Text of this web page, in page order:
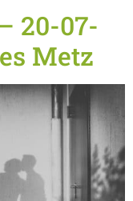
20-07-
Metz